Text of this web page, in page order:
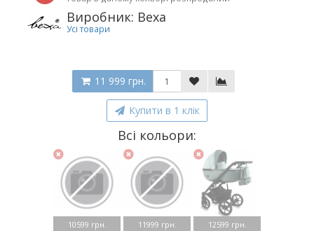
Виробник: Bexa
Усі товари
11 999 грн.
Купити в 1 клік
Всі кольори:
10599 грн. 11999 грн. 12599 грн.